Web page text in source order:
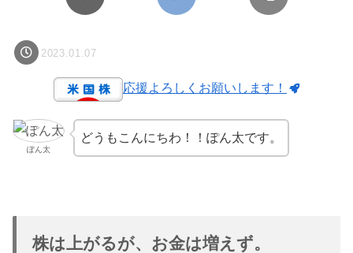
2023.01.07
応援よろしくお願いします！
ぽん太
どうもこんにちわ！！ぽん太です。
株は上がるが、お金は増えず。